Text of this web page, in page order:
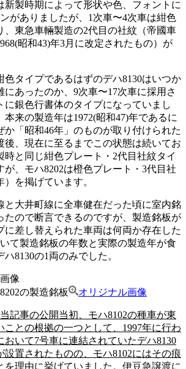
新製時期によって形状や色、フォントに
がありましたが、1次車〜4次車は紺色
、東急車輛製造の2代目の社紋（帝國車
昭和43)年3月に改定されたもの）が
色タイプであるはずのデハ8130はいつか
にあったのか、9次車〜17次車に採用さ
に銀色行書体のタイプになっていまし
本来の製造年は1972(昭和47)年であるに
か「昭和46年」のものが取り付けられた
後、現在に至るまでこの状態は続いてお
時と同じ紺色プレート・2代目社紋タイ
が、モハ8202は橙色プレート・3代目社
を掲げています。
と大井町線に全車健在だった頃に室内銘
たので断言できるのですが、製造銘板が
に差し替えられた車両は何両か存在した
て製造銘板の年数と実際の製造年が食
8130の1両のみでした。
の製造銘板 オリジナル画像
当記事の公開当初、モハ8102の種車が東
ことの根拠の一つとして、1997年に行わ
おいて7号車に連結されていたデハ8130
設置されたものの、モハ8102にはその痕
を理由に挙げていました。伊豆急譲渡に